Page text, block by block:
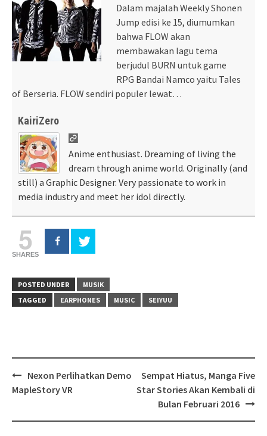
Dalam majalah Weekly Shonen
Jump edisi ke 15, diumumkan
bahwa FLOW akan
membawakan lagu tema
berjudul BURN untuk game
RPG Bandai Namco yaitu Tales
of Berseria. FLOW sendiri populer lewat…
KairiZero
Anime enthusiast. Dreaming of living the
dream through anime world. Originally (and
still) a Graphic Designer. Very passionate to work in
media industry and meet her idol directly.
5
SHARES
POSTED UNDER
MUSIK
TAGGED
EARPHONES MUSIC SEIYUU
Post
navigation
Nexon Perlihatkan Demo
MapleStory VR
Sempat Hiatus, Manga Five
Star Stories Akan Kembali di
Bulan Februari 2016